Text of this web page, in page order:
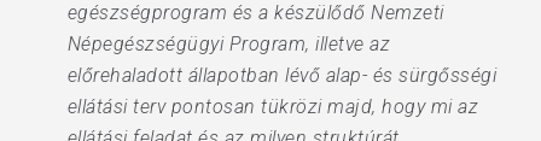
egészségprogram és a készülődő Nemzeti
Népegészségügyi Program, illetve az
előrehaladott állapotban lévő alap- és sürgősségi
ellátási terv pontosan tükrözi majd, hogy mi az